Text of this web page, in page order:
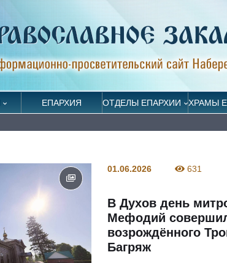
ЕПАРХИЯ ОТДЕЛЫ ЕПАРХИИ ХРАМЫ
01.06.2026 631
В Духов день
Мефодий
возрождённого
Багряж